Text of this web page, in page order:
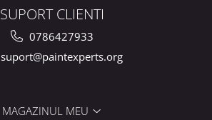
SUPORT CLIENTI
0786427933
suport@paintexperts.org
MAGAZINUL MEU